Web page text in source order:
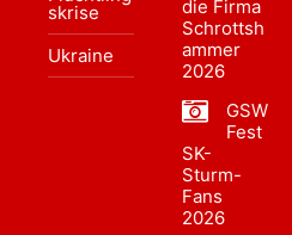
skrise
Ukraine
die Firma
Schrottsh
ammer
2026
GSW
Fest
SK-
Sturm-
Fans
2026